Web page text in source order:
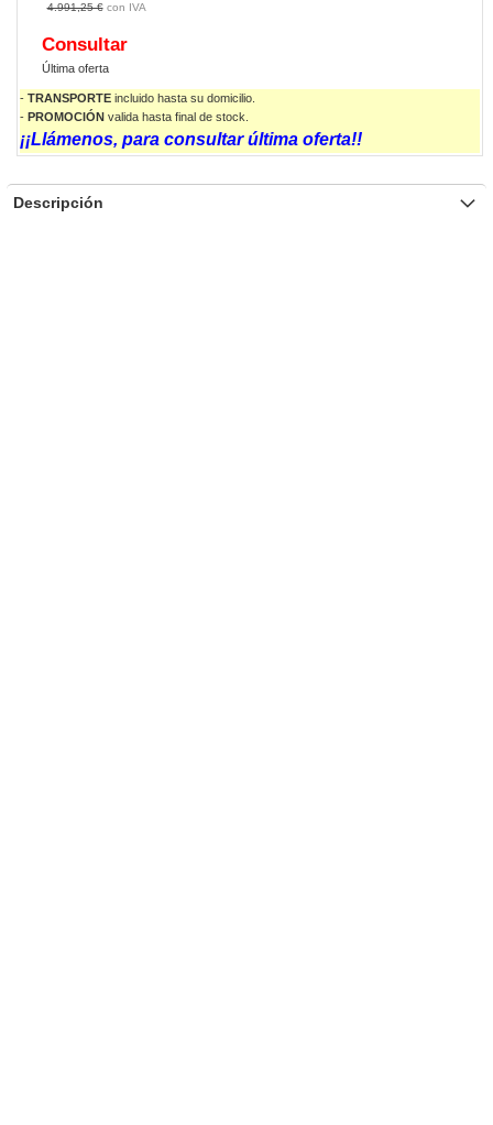
4.991,25 €
Consultar
Última oferta
- TRANSPORTE incluido hasta su domicilio.
- PROMOCIÓN valida hasta final de stock.
¡¡Llámenos, para consultar última oferta!!
Descripción